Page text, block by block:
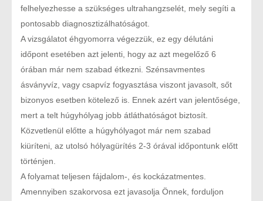
felhelyezhesse a szükséges ultrahangzselét, mely segíti a
pontosabb diagnosztizálhatóságot.
A vizsgálatot éhgyomorra végezzük, ez egy délutáni
időpont esetében azt jelenti, hogy az azt megelőző 6
órában már nem szabad étkezni. Szénsavmentes
ásványvíz, vagy csapvíz fogyasztása viszont javasolt, sőt
bizonyos esetben kötelező is. Ennek azért van jelentősége,
mert a telt húgyhólyag jobb átláthatóságot biztosít.
Közvetlenül előtte a húgyhólyagot már nem szabad
kiüríteni, az utolsó hólyagürítés 2-3 órával időpontunk előtt
történjen.
A folyamat teljesen fájdalom-, és kockázatmentes.
Amennyiben szakorvosa ezt javasolja Önnek, forduljon